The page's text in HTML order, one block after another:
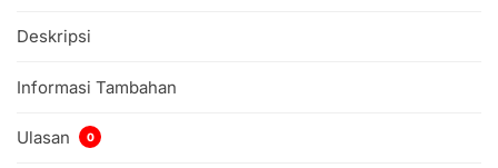
Deskripsi
Informasi Tambahan
Ulasan 0